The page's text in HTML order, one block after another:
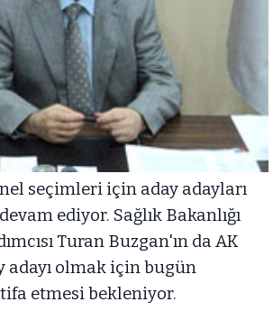
seçimleri için aday adayları
ediyor. Sağlık Bakanlığı
Turan Buzgan'ın da AK
adayı olmak için bugün
etmesi bekleniyor.